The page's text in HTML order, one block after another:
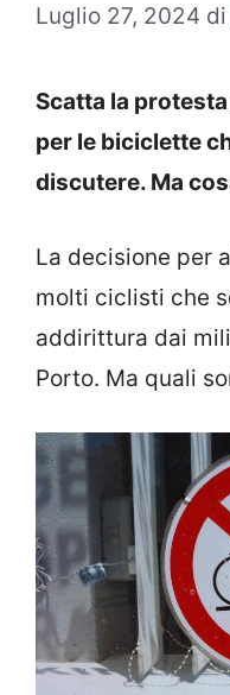
Luglio 27, 2024 di
Scatta la
per le biciclette
discutere. Ma
La decisione per
molti ciclisti che
addirittura dai
Porto. Ma quali